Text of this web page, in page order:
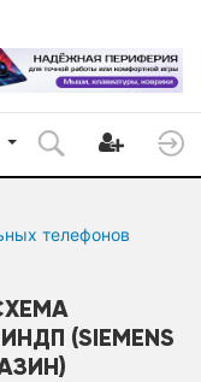
телефонов
(SIEMENS